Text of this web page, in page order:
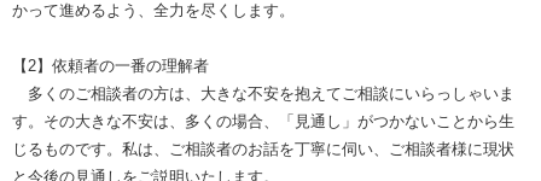
かって進めるよう、全力を尽くします。
【2】依頼者の一番の理解者
多くのご相談者の方は、大きな不安を抱えてご相談にいらっしゃいま
す。その大きな不安は、多くの場合、「見通し」がつかないことから生
じるものです。私は、ご相談者のお話を丁寧に伺い、ご相談者様に現状
と今後の見通しをご説明いたします。